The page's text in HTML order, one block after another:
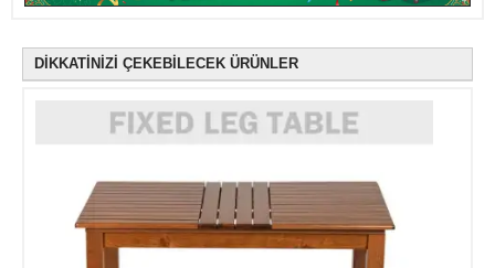
DİKKATİNİZİ ÇEKEBİLECEK ÜRÜNLER